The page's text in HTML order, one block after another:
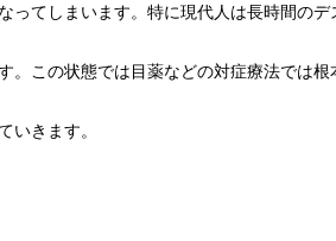
てしまいます。特に現代人は長時間の
この状態では目薬などの対症療法では根
いきます。